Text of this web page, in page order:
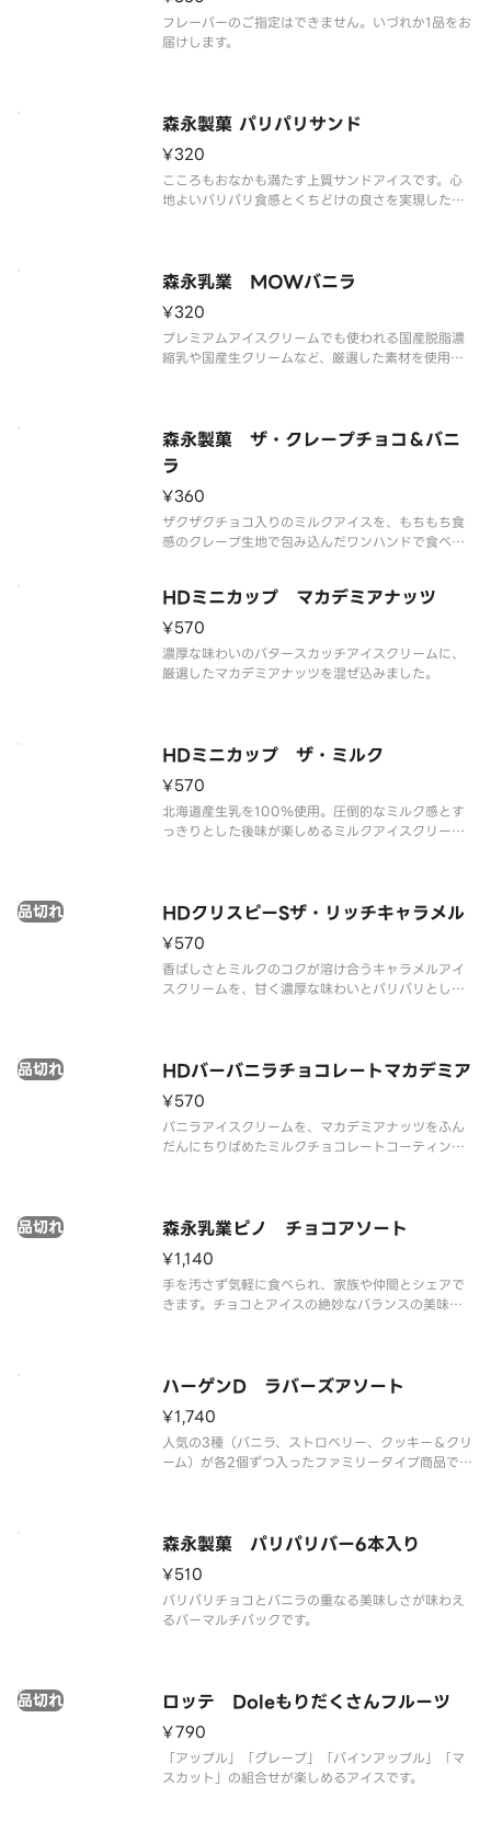
フレーバーのご指定はできません。いづれか1品をお
届けします。
森永製菓 パリパリサンド
¥320
こころもおなかも満たす上質サンドアイスです。心
地よいパリパリ食感とくちどけの良さを実現したパ
森永乳業 MOWバニラ
¥320
プレミアムアイスクリームでも使われる国産脱脂濃
縮乳や国産生クリームなど、厳選した素材を使用し
森永製菓 ザ・クレープチョコ＆バニ
ラ
¥360
ザクザクチョコ入りのミルクアイスを、もちもち食
感のクレープ生地で包み込んだワンハンドで食べれ
HDミニカップ マカデミアナッツ
¥570
濃厚な味わいのバタースカッチアイスクリームに、
厳選したマカデミアナッツを混ぜ込みました。
HDミニカップ ザ・ミルク
¥570
北海道産生乳を100％使用。圧倒的なミルク感とす
っきりとした後味が楽しめるミルクアイスクリーム
HDクリスピーSザ・リッチキャラメル
品切れ
¥570
香ばしさとミルクのコクが溶け合うキャラメルアイ
スクリームを、甘く濃厚な味わいとパリパリとした
HDバーバニラチョコレートマカデミア
品切れ
¥570
バニラアイスクリームを、マカデミアナッツをふん
だんにちりばめたミルクチョコレートコーティング
森永乳業ピノ チョコアソート
品切れ
¥1,140
手を汚さず気軽に食べられ、家族や仲間とシェアで
きます。チョコとアイスの絶妙なバランスの美味し
ハーゲンD ラバーズアソート
¥1,740
人気の3種（バニラ、ストロベリー、クッキー＆クリ
ーム）が各2個ずつ入ったファミリータイプ商品で
森永製菓 パリパリバー6本入り
¥510
パリパリチョコとバニラの重なる美味しさが味わえ
るバーマルチパックです。
ロッテ Doleもりだくさんフルーツ
品切れ
¥790
「アップル」「グレープ」「パインアップル」「マ
スカット」の組合せが楽しめるアイスです。